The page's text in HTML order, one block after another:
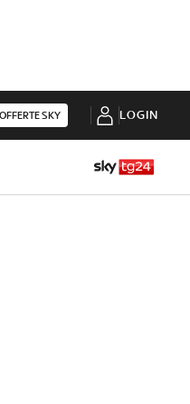
OFFERTE SKY LOGIN